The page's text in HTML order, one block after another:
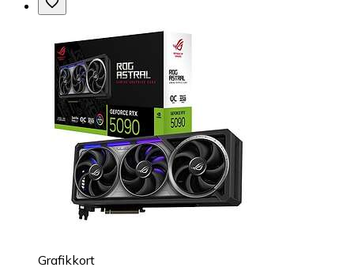
Grafikkort